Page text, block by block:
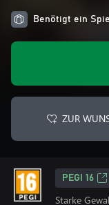
Benötigt ein
ZUR
PEGI 16
Starke